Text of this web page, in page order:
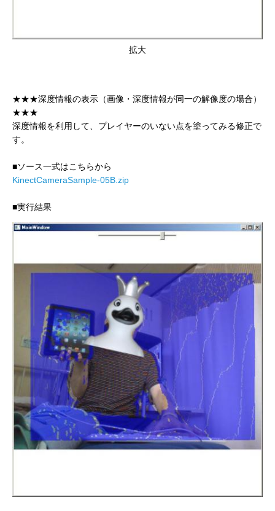
拡大
★★★深度情報の表示（画像・深度情報が同一の解像度の場合）
★★★
深度情報を利用して、プレイヤーのいない点を塗ってみる修正で
す。
■ソース一式はこちらから
KinectCameraSample-05B.zip
■実行結果